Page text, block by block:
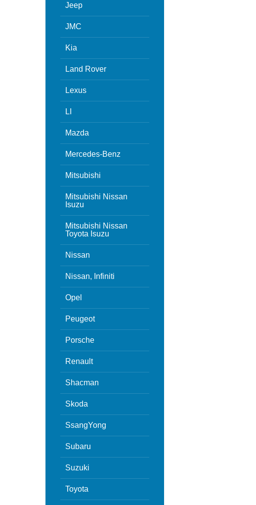
Jeep
JMC
Kia
Land Rover
Lexus
LI
Mazda
Mercedes-Benz
Mitsubishi
Mitsubishi Nissan
Isuzu
Mitsubishi Nissan
Toyota Isuzu
Nissan
Nissan, Infiniti
Opel
Peugeot
Porsche
Renault
Shacman
Skoda
SsangYong
Subaru
Suzuki
Toyota